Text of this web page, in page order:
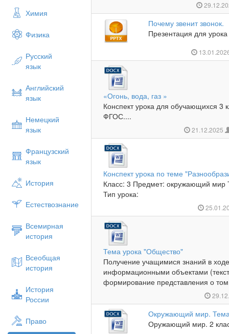
Химия
Физика
Русский
язык
Английский
язык
Немецкий
язык
Французский
язык
История
Естествознание
Всемирная
история
Всеобщая
история
История
России
Право
Почему звенит звонок.
Презентация для
«Огонь, вода, газ »
Конспект урока для обучающихся 3
ФГОС....
21.12.2025
Конспект урока по теме
Класс: 3 Предмет: окружающий мир
Тип урока:
Тема урока "Общество"
Получение учащимися знаний в
информационными объектами
формирование представления о
Окружающий мир.
Оружающий мир. 2